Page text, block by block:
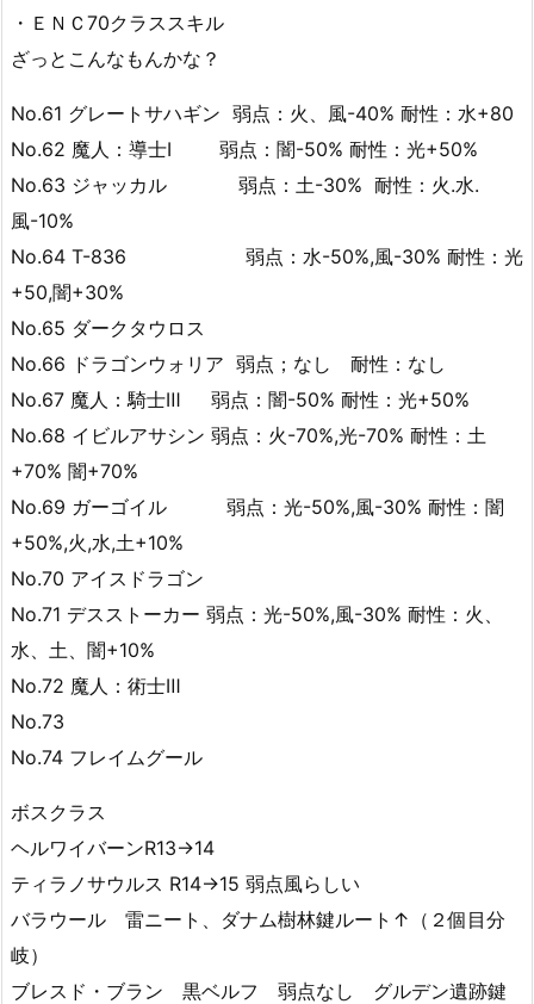
・ＥＮＣ70クラススキル
ざっとこんなもんかな？
No.61 グレートサハギン 弱点：火、風-40% 耐性：水+80
No.62 魔人：導士Ⅰ 弱点：闇-50% 耐性：光+50%
No.63 ジャッカル 弱点：土-30% 耐性：火.水.
風-10%
No.64 T-836 弱点：水-50%,風-30% 耐性：光
+50,闇+30%
No.65 ダークタウロス
No.66 ドラゴンウォリア 弱点；なし 耐性：なし
No.67 魔人：騎士Ⅲ 弱点：闇-50% 耐性：光+50%
No.68 イビルアサシン 弱点：火-70%,光-70% 耐性：土
+70% 闇+70%
No.69 ガーゴイル 弱点：光-50%,風-30% 耐性：闇
+50%,火,水,土+10%
No.70 アイスドラゴン
No.71 デスストーカー 弱点：光-50%,風-30% 耐性：火、
水、土、闇+10%
No.72 魔人：術士Ⅲ
No.73
No.74 フレイムグール
ボスクラス
ヘルワイバーンR13->14
ティラノサウルス R14->15 弱点風らしい
バラウール 雷ニート、ダナム樹林鍵ルート↑（２個目分
岐）
ブレスド・ブラン 黒ベルフ 弱点なし グルデン遺跡鍵